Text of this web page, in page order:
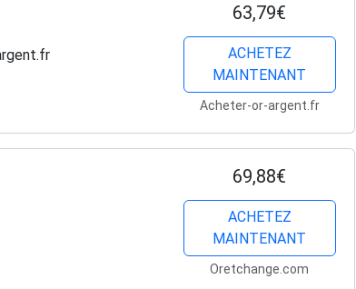
63,79€
ACHETEZ
MAINTENANT
Acheter-or-argent.fr
69,88€
ACHETEZ
MAINTENANT
Oretchange.com